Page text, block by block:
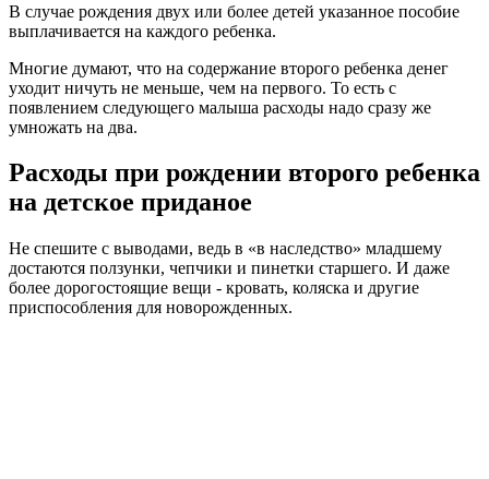
В случае рождения двух или более детей указанное пособие
выплачивается на каждого ребенка.
Многие думают, что на содержание второго ребенка денег
уходит ничуть не меньше, чем на первого. То есть с
появлением следующего малыша расходы надо сразу же
умножать на два.
Расходы при рождении второго ребенка
на детское приданое
Не спешите с выводами, ведь в «в наследство» младшему
достаются ползунки, чепчики и пинетки старшего. И даже
более дорогостоящие вещи - кровать, коляска и другие
приспособления для новорожденных.